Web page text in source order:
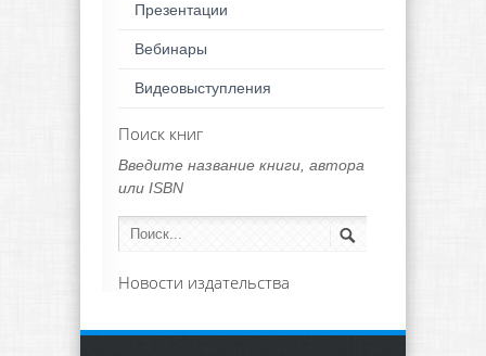
Презентации
Вебинары
Видеовыступления
Поиск книг
Введите название книги, автора
или ISBN
Новости издательства